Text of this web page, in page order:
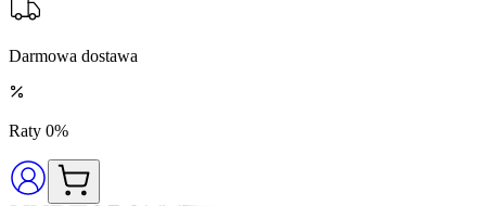
Darmowa dostawa
Raty 0%